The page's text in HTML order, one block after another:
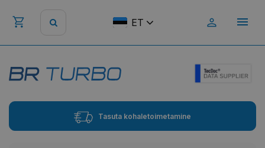
ET
Tasuta kohaletoimetamine